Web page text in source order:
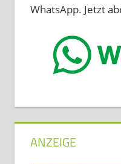
WhatsApp. Jetzt
ANZEIGE